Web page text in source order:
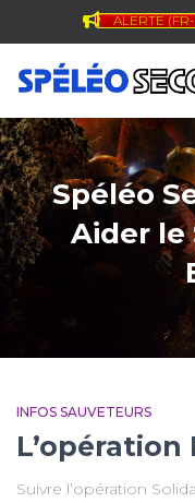
ALERTE
Spéléo
Aider le
INFOS SAUVETEURS
L’opération
Suivre l’opération